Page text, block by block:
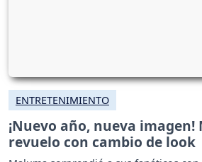
ENTRETENIMIENTO
¡Nuevo año, nueva
revuelo con cambio de look